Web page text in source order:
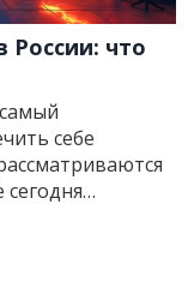
что
себе